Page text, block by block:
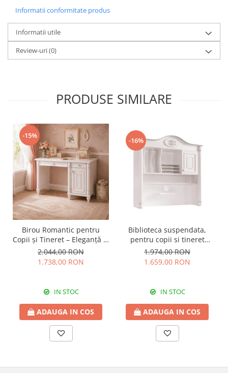
Informatii conformitate produs
Informatii utile
Review-uri(0)
PRODUSE SIMILARE
-15%
Birou Romantic pentru
Copii și Tineret – Eleganță și
Funcționalitate, 117x62x75
cm
2.044,00 RON
1.738,00 RON
IN STOC
ADAUGA IN COS
-16%
Biblioteca suspendata,
pentru copii si tineret
Colectia Romantic,
117x37x119 cm
1.974,00 RON
1.659,00 RON
IN STOC
ADAUGA IN COS